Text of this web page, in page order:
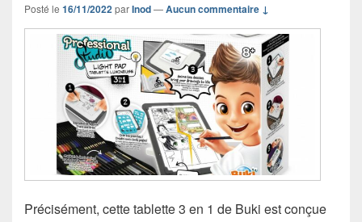
Posté le 16/11/2022parInod—Aucun commentaire ↓
Précisément, cette tablette 3 en 1 de Buki est conçue